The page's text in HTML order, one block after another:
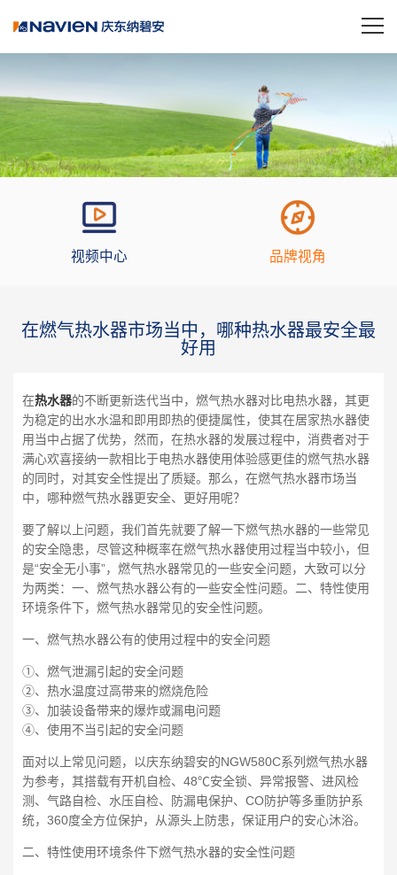
视频中心 品牌视角
在燃气热水器市场当中，哪种热水器最安全最
好用
在热水器的不断更新迭代当中，燃气热水器对比电热水器，其更
为稳定的出水水温和即用即热的便捷属性，使其在居家热水器使
用当中占据了优势，然而，在热水器的发展过程中，消费者对于
满心欢喜接纳一款相比于电热水器使用体验感更佳的燃气热水器
的同时，对其安全性提出了质疑。那么，在燃气热水器市场当
中，哪种燃气热水器更安全、更好用呢？
要了解以上问题，我们首先就要了解一下燃气热水器的一些常见
的安全隐患，尽管这种概率在燃气热水器使用过程当中较小，但
是“安全无小事”，燃气热水器常见的一些安全问题，大致可以分
为两类：一、燃气热水器公有的一些安全性问题。二、特性使用
环境条件下，燃气热水器常见的安全性问题。
一、燃气热水器公有的使用过程中的安全问题
①、燃气泄漏引起的安全问题
②、热水温度过高带来的燃烧危险
③、加装设备带来的爆炸或漏电问题
④、使用不当引起的安全问题
面对以上常见问题，以庆东纳碧安的NGW580C系列燃气热水器
为参考，其搭载有开机自检、48℃安全锁、异常报警、进风检
测、气路自检、水压自检、防漏电保护、CO防护等多重防护系
统，360度全方位保护，从源头上防患，保证用户的安心沐浴。
二、特性使用环境条件下燃气热水器的安全性问题